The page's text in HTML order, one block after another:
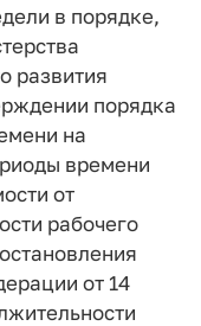
в порядке,
развития
порядка
на
времени
от
рабочего
от 14